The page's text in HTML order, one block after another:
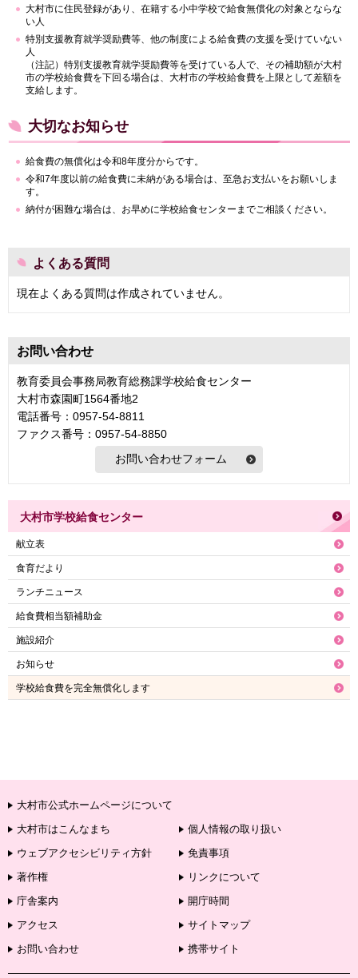
大村市に住民登録があり、在籍する小中学校で給食無償化の対象とならな
い人
特別支援教育就学奨励費等、他の制度による給食費の支援を受けていない
人
（注記）特別支援教育就学奨励費等を受けている人で、その補助額が大村
市の学校給食費を下回る場合は、大村市の学校給食費を上限として差額を
支給します。
大切なお知らせ
給食費の無償化は令和8年度分からです。
令和7年度以前の給食費に未納がある場合は、至急お支払いをお願いしま
す。
納付が困難な場合は、お早めに学校給食センターまでご相談ください。
よくある質問
現在よくある質問は作成されていません。
お問い合わせ
教育委員会事務局教育総務課学校給食センター
大村市森園町1564番地2
電話番号：0957-54-8811
ファクス番号：0957-54-8850
大村市学校給食センター
献立表
食育だより
ランチニュース
給食費相当額補助金
施設紹介
お知らせ
学校給食費を完全無償化します
大村市公式ホームページについて
大村市はこんなまち
個人情報の取り扱い
ウェブアクセシビリティ方針
免責事項
著作権
リンクについて
庁舎案内
開庁時間
アクセス
サイトマップ
お問い合わせ
携帯サイト